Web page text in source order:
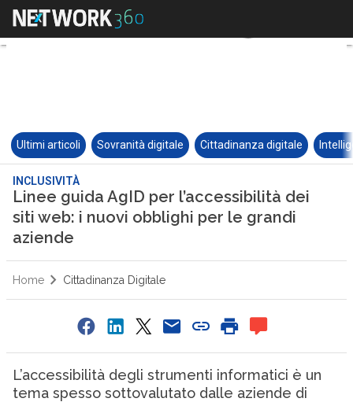
Ultimi articoli Sovranità digitale Cittadinanza digitale
INCLUSIVITÀ
Linee guida AgID per l’accessibilità dei
siti web: i nuovi obblighi per le grandi
aziende
Home Cittadinanza Digitale
L’accessibilità degli strumenti informatici è un
tema spesso sottovalutato dalle aziende di